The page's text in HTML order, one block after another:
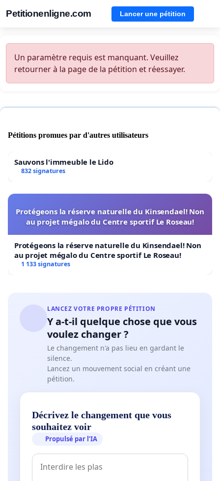
Petitionenligne.com Lancer une pétition
Un paramètre requis est manquant. Veuillez
retourner à la page de la pétition et réessayer.
Pétitions promues par d'autres utilisateurs
Sauvons l'immeuble le Lido
832 signatures
Protégeons la réserve naturelle du Kinsendael! Non
au projet mégalo du Centre sportif Le Roseau!
Protégeons la réserve naturelle du Kinsendael! Non
au projet mégalo du Centre sportif Le Roseau!
1 133 signatures
LANCEZ VOTRE PROPRE PÉTITION
Y a-t-il quelque chose que vous
voulez changer ?
Le changement n'a pas lieu en gardant le
silence.
Lancez un mouvement social en créant une
pétition.
Décrivez le changement que vous
souhaitez voir
Propulsé par l’IA